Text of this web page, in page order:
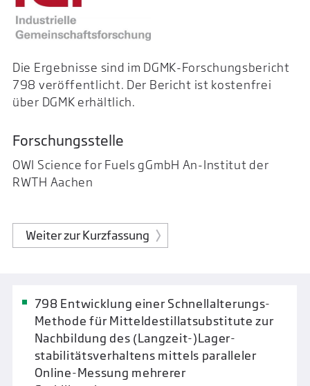
Die Ergebnisse sind im DGMK-Forschungsbericht
798 veröffentlicht. Der Bericht ist kostenfrei
über DGMK erhältlich.
Forschungsstelle
OWI Science for Fuels gGmbH An-Institut der
RWTH Aachen
Weiter zur Kurzfassung
798 Entwicklung einer Schnellalterungs-
Methode für Mitteldestillat­substitute zur
Nachbildung des (Langzeit-)Lager­
stabilitätsverhaltens mittels paralleler
Online-Messung mehrerer